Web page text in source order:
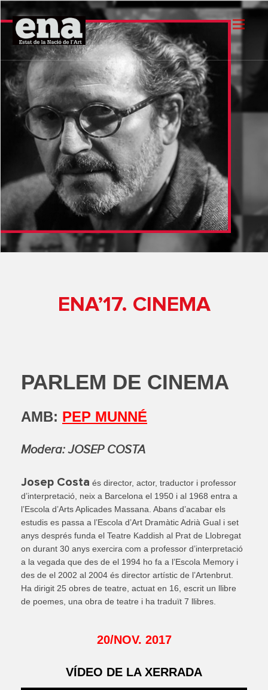
ENA’17. CINEMA
PARLEM DE CINEMA
AMB: PEP MUNNÉ
Modera: JOSEP COSTA
Josep Costa és director, actor, traductor i professor
d’interpretació, neix a Barcelona el 1950 i al 1968 entra a
l’Escola d’Arts Aplicades Massana. Abans d’acabar els
estudis es passa a l’Escola d’Art Dramàtic Adrià Gual i set
anys després funda el Teatre Kaddish al Prat de Llobregat
on durant 30 anys exercira com a professor d’interpretació
a la vegada que des de el 1994 ho fa a l’Escola Memory i
des de el 2002 al 2004 és director artístic de l’Artenbrut.
Ha dirigit 25 obres de teatre, actuat en 16, escrit un llibre
de poemes, una obra de teatre i ha traduït 7 llibres.
20/NOV. 2017
VÍDEO DE LA XERRADA